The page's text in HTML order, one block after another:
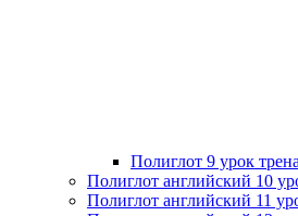
Полиглот 9 урок
Полиглот английский 10
Полиглот английский 11